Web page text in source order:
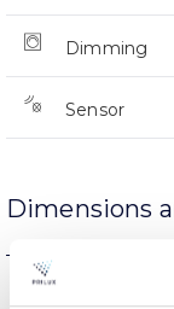
Dimming
Sensor
Dimensions